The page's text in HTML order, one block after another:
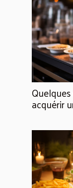
acquérir